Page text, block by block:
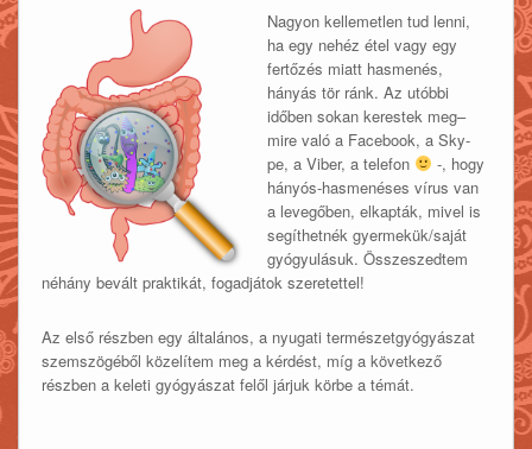
Nagyon kellemetlen tud lenni,
ha egy nehéz étel vagy egy
fertőzés miatt hasmenés,
hányás tör ránk. Az utóbbi
időben sokan kerestek meg–
mire való a Facebook, a Sky-
pe, a Viber, a telefon
-, hogy
hányós-hasmenéses vírus van
a levegőben, elkapták, mivel is
segíthetnék gyermekük/saját
gyógyulásuk. Összeszedtem
néhány bevált praktikát, fogadjátok szeretettel!
Az első részben egy általános, a nyugati természetgyógyászat
szemszögéből közelítem meg a kérdést, míg a következő
részben a keleti gyógyászat felől járjuk körbe a témát.